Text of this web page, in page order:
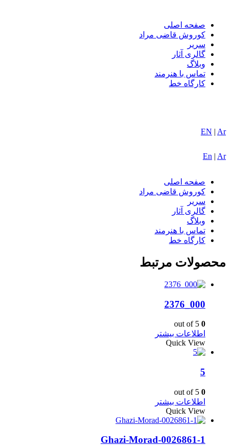
صفحه اصلی
کوروش قاضی مراد
سریر
گالری آثار
وبلاگ
تماس با هنرمند
کارگاه خط
EN | Ar
En | Ar
صفحه اصلی
کوروش قاضی مراد
سریر
گالری آثار
وبلاگ
تماس با هنرمند
کارگاه خط
محصولات مرتبط
000_2376
0
اطلاعات بیشتر
Quick View
5
0
اطلاعات بیشتر
Quick View
Ghazi-Morad-0026861-1